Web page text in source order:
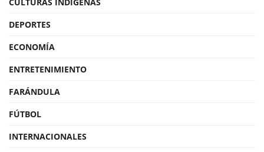
DEPORTES
ECONOMÍA
ENTRETENIMIENTO
FARÁNDULA
FÚTBOL
INTERNACIONALES